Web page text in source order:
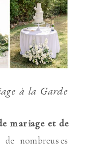
à la Garde
mariage et de
nombreuses